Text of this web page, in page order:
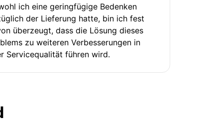
ich eine geringfügige Bedenken
der Lieferung hatte, bin ich fest
überzeugt, dass die Lösung dieses
zu weiteren Verbesserungen in
Servicequalität führen wird.